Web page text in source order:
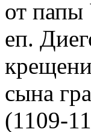
от папы
еп.
сына
(1109-